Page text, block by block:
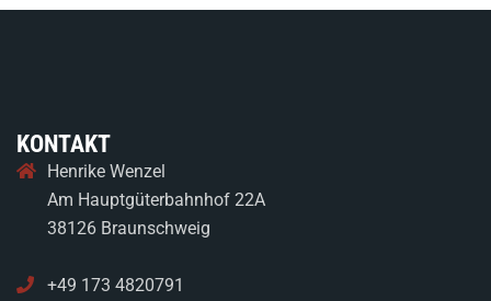
KONTAKT
Henrike Wenzel
Am Hauptgüterbahnhof 22A
38126 Braunschweig
+49 173 4820791